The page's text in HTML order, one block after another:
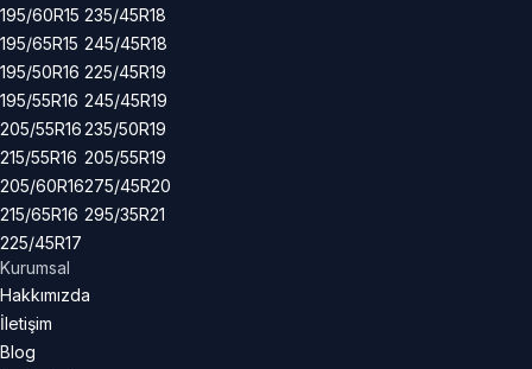
195/60R15
195/65R15
195/50R16
195/55R16
205/55R16
215/55R16
205/60R16
215/65R16
225/45R17
235/45R18
245/45R18
225/45R19
245/45R19
235/50R19
205/55R19
275/45R20
295/35R21
Kurumsal
Hakkımızda
İletişim
Blog